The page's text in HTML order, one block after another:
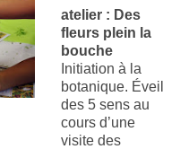
atelier : Des
fleurs plein la
bouche
Initiation à la
botanique. Éveil
des 5 sens au
cours d’une
visite des